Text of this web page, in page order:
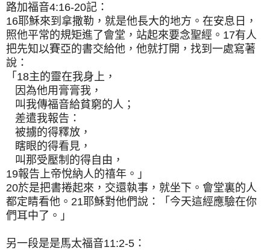
路加福音4:16-20記：
16耶穌來到拿撒勒，就是他長大的地方。在安息日，
照他平常的規矩進了會堂，站起來要念聖經。17有人
把先知以賽亞的書交給他，他就打開，找到一處寫著
說：
「18主的靈在我身上，
因為他用膏膏我，
叫我傳福音給貧窮的人；
差遣我報告：
被擄的得釋放，
瞎眼的得看見，
叫那受壓制的得自由，
19報告上帝悅納人的禧年。」
20於是把書捲起來，交還執事，就坐下。會堂裏的人
都定睛看他。21耶穌對他們說：「今天這經應驗在你
們耳中了。」
另一段是是馬太福音11:2-5：